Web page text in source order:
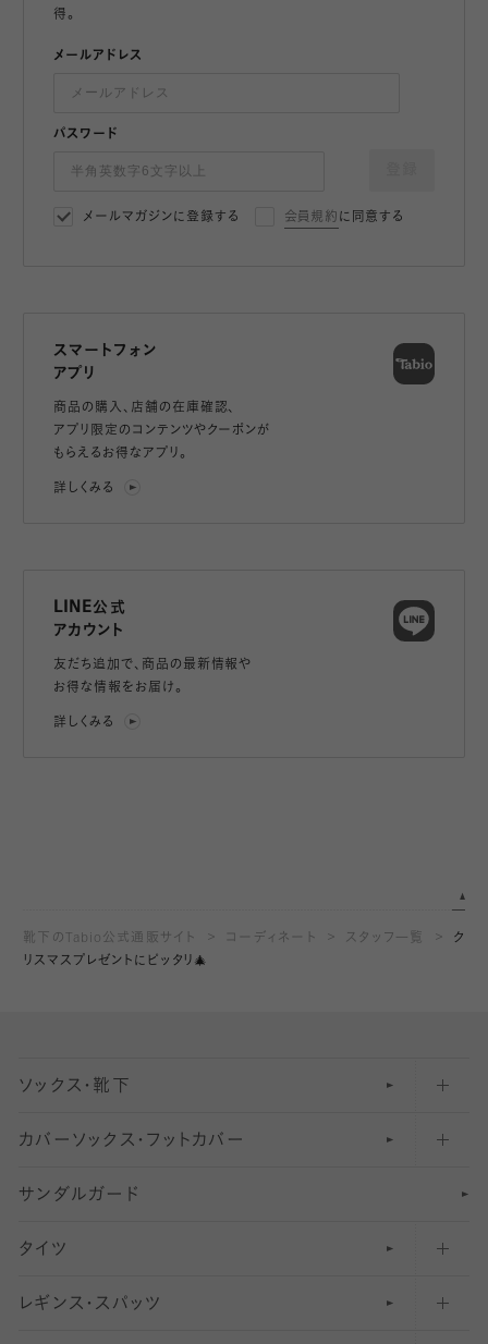
得。
メールアドレス
パスワード
メールマガジンに登録する 会員規約 に同意する
スマートフォン
アプリ
商品の購入、店舗の在庫確認、
アプリ限定のコンテンツやクーポンが
もらえるお得なアプリ。
詳しくみる
LINE公式
アカウント
友だち追加で、 商品の最新情報や
お得な情報をお届け。
詳しくみる
靴下のTabio公式通販サイト コーディネート スタッフ一覧
ク
リスマスプレゼントにピッタリ🎄
ソックス・靴下
五本指ソックス・靴下
足袋ソックス・靴下
無地・プレーンソックス・靴下
柄ソックス・靴下
カバーソックス・フットカバー
フットカバー・カバーソックス（深め）
フットカバー・カバーソックス（ふつう）
フットカバー・カバーソックス（浅め）
サンダルガード
タイツ
30デニール以下のタイツ（薄手タイツ）
レギンス・スパッツ